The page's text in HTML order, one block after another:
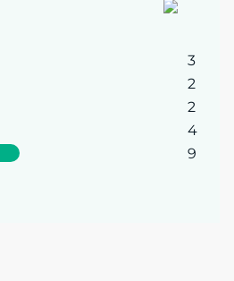
3
2
2
4
9